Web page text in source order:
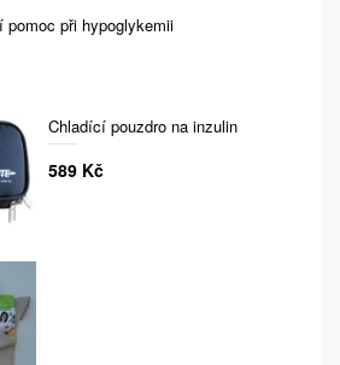
pomoc při hypoglykemii
Chladící pouzdro na inzulin
589 Kč